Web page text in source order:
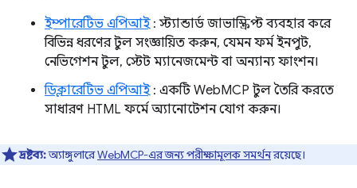
ইম্পারেটিভ এপিআই: স্ট্যান্ডার্ড জাভাস্ক্রিপ্ট ব্যবহার করে
বিভিন্ন ধরণের টুল সংজ্ঞায়িত করুন, যেমন ফর্ম ইনপুট,
নেভিগেশন টুল, স্টেট ম্যানেজমেন্ট বা অন্যান্য ফাংশন।
ডিক্লারেটিভ এপিআই: একটি WebMCP টুল তৈরি করতে
সাধারণ HTML ফর্মে অ্যানোটেশন যোগ করুন।
দ্রষ্টব্য:অ্যাঙ্গুলারেWebMCP-এর জন্য পরীক্ষামূলক সমর্থনরয়েছে।